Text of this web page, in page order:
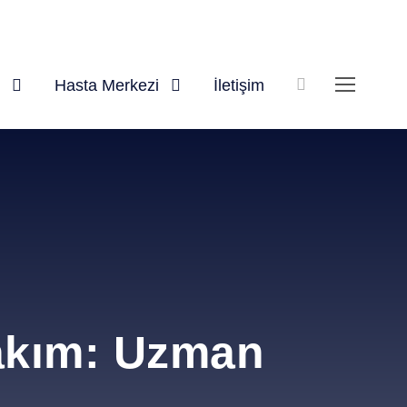
Hasta Merkezi İletişim
Uzman